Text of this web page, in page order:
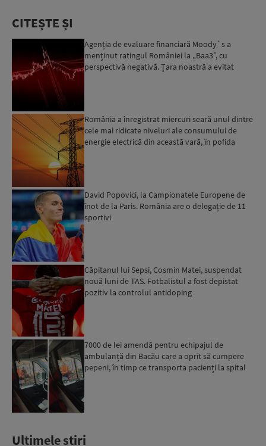
CITEȘTE ȘI
Agenția de evaluare financiară Moody`s a
menținut ratingul României la „Baa3”, cu
perspectivă negativă. Țara noastră a evitat
România a înregistrat miercuri seară unul dintre
cele mai ridicate niveluri ale consumului de
energie electrică din această vară, în pofida
David Popovici, la Campionatele Europene de
înot de la Paris. România are o delegație de 11
sportivi
Căpitanul lui Sepsi, Cosmin Matei, suspendat
nouă luni de TAS. Fotbalistul a fost depistat
pozitiv la controlul antidoping
7000 de lei amendă pentru echipajul de
ambulanță din Bacău care a oprit să cumpere
pepeni, în timp ce transporta pacienți la spital
Ultimele stiri